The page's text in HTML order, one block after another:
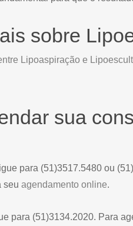
sobre
Lipoaspiração e
sua
para (51)3517.5480 ou
seu agendamento online.
para (51)3134.2020. Para